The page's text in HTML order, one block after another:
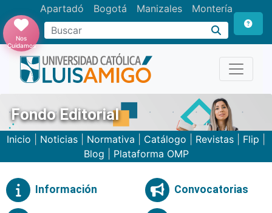
Apartadó Bogotá Manizales Montería
Buscar
Nos
Cuidamos
Fondo Editorial
Inicio Noticias Normativa Catálogo Revistas Flip
Blog
Plataforma OMP
Información Convocatorias